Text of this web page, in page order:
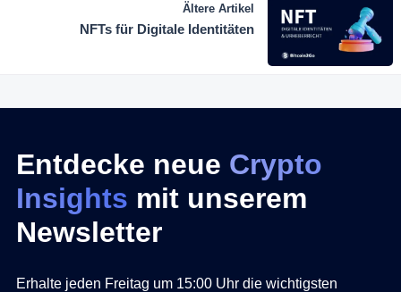
Ältere Artikel
NFTs für Digitale Identitäten
Entdecke neue Crypto
Insights mit unserem
Newsletter
Erhalte jeden Freitag um 15:00 Uhr die wichtigsten